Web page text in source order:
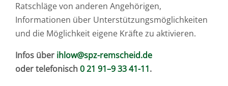
Ratschläge von anderen Angehörigen,
Informationen über Unterstützungsmöglichkeiten
und die Möglichkeit eigene Kräfte zu aktivieren.
Infos über ihlow@spz-remscheid.de
oder telefonisch0 21 91–9 33 41-11.